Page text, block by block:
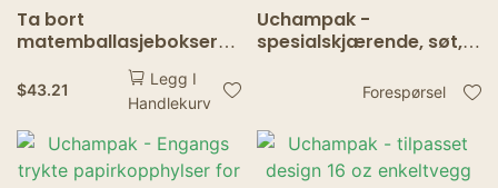
Ta bort
matemballasjebokser
Hamburger French
French Pommes
Popcorn Chicken
Nuggets Fried Chicken
Boxes
$43.21
Legg I
Handlekurv
Uchampak -
spesialskjærende, søt,
varm drikkeForespørsel